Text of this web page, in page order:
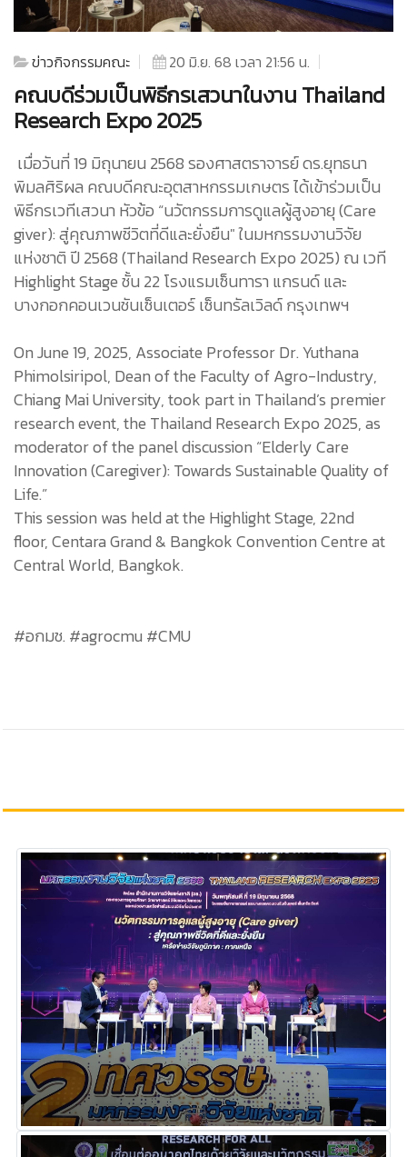
ข่าวกิจกรรมคณะ 20 มิ.ย. 68 เวลา 21:56 น.
คณบดีร่วมเป็นพิธีกรเสวนาในงาน Thailand
Research Expo 2025
เมื่อวันที่ 19 มิถุนายน 2568 รองศาสตราจารย์ ดร.ยุทธนา
พิมลศิริผล คณบดีคณะอุตสาหกรรมเกษตร ได้เข้าร่วมเป็น
พิธีกรเวทีเสวนา หัวข้อ “นวัตกรรมการดูแลผู้สูงอายุ (Care
giver): สู่คุณภาพชีวิตที่ดีและยั่งยืน" ในมหกรรมงานวิจัย
แห่งชาติ ปี 2568 (Thailand Research Expo 2025) ณ เวที
Highlight Stage ชั้น 22 โรงแรมเซ็นทารา แกรนด์ และ
บางกอกคอนเวนชันเซ็นเตอร์ เซ็นทรัลเวิลด์ กรุงเทพฯ
On June 19, 2025, Associate Professor Dr. Yuthana
Phimolsiripol, Dean of the Faculty of Agro-Industry,
Chiang Mai University, took part in Thailand’s premier
research event, the Thailand Research Expo 2025, as
moderator of the panel discussion “Elderly Care
Innovation (Caregiver): Towards Sustainable Quality of
Life.”
This session was held at the Highlight Stage, 22nd
floor, Centara Grand & Bangkok Convention Centre at
Central World, Bangkok.
#อกมช. #agrocmu #CMU